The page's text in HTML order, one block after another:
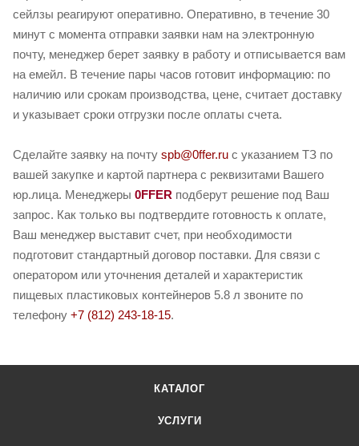
сейлзы реагируют оперативно. Оперативно, в течение 30
минут с момента отправки заявки нам на электронную
почту, менеджер берет заявку в работу и отписывается вам
на емейл. В течение пары часов готовит информацию: по
наличию или срокам производства, цене, считает доставку
и указывает сроки отгрузки после оплаты счета.
Сделайте заявку на почту spb@0ffer.ru с указанием ТЗ по
вашей закупке и картой партнера с реквизитами Вашего
юр.лица. Менеджеры 0FFER подберут решение под Ваш
запрос. Как только вы подтвердите готовность к оплате,
Ваш менеджер выставит счет, при необходимости
подготовит стандартный договор поставки. Для связи с
оператором или уточнения деталей и характеристик
пищевых пластиковых контейнеров 5.8 л звоните по
телефону +7 (812) 243-18-15.
КАТАЛОГ
УСЛУГИ